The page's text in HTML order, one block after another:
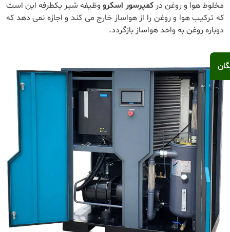
مخلوط هوا و روغن درکمپرسور اسکرووظیفه شیر یکطرفه این است
که ترکیب هوا و روغن را از هواساز خارج می کند و اجازه نمی دهد که
دوباره روغن به واحد هواساز بازگردد.